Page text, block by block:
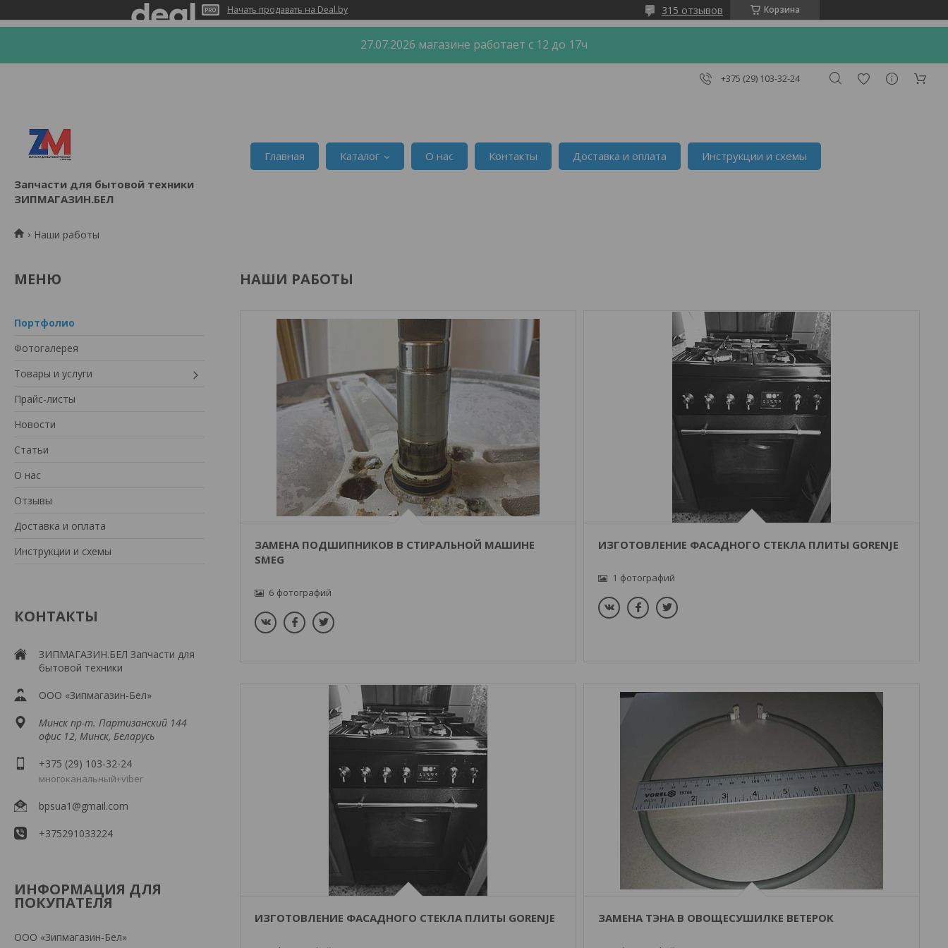
Начать продавать на Deal.by Корзина
315 отзывов
27.07.2026 магазине работает с 12 до 17ч
+375 (29) 103-32-24
Запчасти для бытовой техники
ЗИПМАГАЗИН.БЕЛ
Главная Каталог О нас Контакты Доставка и оплата Инструкции и схемы
Наши работы
Портфолио
Фотогалерея
Товары и услуги
Прайс-листы
Новости
Статьи
О нас
Отзывы
Доставка и оплата
Инструкции и схемы
КОНТАКТЫ
ЗИПМАГАЗИН.БЕЛ Запчасти для
бытовой техники
ООО «Зипмагазин-Бел»
Минск пр-т. Партизанский 144
офис 12, Минск, Беларусь
+375 (29) 103-32-24
многоканальный+viber
bpsua1@gmail.com
+375291033224
ИНФОРМАЦИЯ ДЛЯ
ПОКУПАТЕЛЯ
ООО «Зипмагазин-Бел»
НАШИ РАБОТЫ
ЗАМЕНА ПОДШИПНИКОВ В СТИРАЛЬНОЙ МАШИНЕ
SMEG
6
ИЗГОТОВЛЕНИЕ ФАСАДНОГО СТЕКЛА ПЛИТЫ GORENJE
1
ИЗГОТОВЛЕНИЕ ФАСАДНОГО СТЕКЛА ПЛИТЫ GORENJE ЗАМЕНА ТЭНА В ОВОЩЕСУШИЛКЕ ВЕТЕРОК